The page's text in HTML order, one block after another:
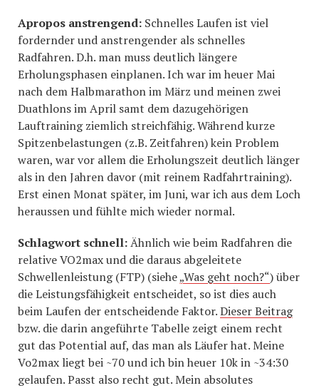
Apropos anstrengend: Schnelles Laufen ist viel
fordernder und anstrengender als schnelles
Radfahren. D.h. man muss deutlich längere
Erholungsphasen einplanen. Ich war im heuer Mai
nach dem Halbmarathon im März und meinen zwei
Duathlons im April samt dem dazugehörigen
Lauftraining ziemlich streichfähig. Während kurze
Spitzenbelastungen (z.B. Zeitfahren) kein Problem
waren, war vor allem die Erholungszeit deutlich länger
als in den Jahren davor (mit reinem Radfahrtraining).
Erst einen Monat später, im Juni, war ich aus dem Loch
heraussen und fühlte mich wieder normal.
Schlagwort schnell:Ähnlich wie beim Radfahren die
relative VO2max und die daraus abgeleitete
Schwellenleistung (FTP) (siehe„Was geht noch?“) über
die Leistungsfähigkeit entscheidet, so ist dies auch
beim Laufen der entscheidende Faktor.Dieser Beitrag
bzw. die darin angeführte Tabelle zeigt einem recht
gut das Potential auf, das man als Läufer hat. Meine
Vo2max liegt bei ~70 und ich bin heuer 10k in ~34:30
gelaufen. Passt also recht gut. Mein absolutes